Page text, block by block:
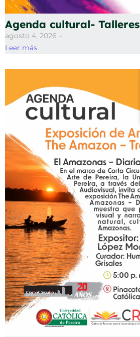
Agenda cultural- Talleres
agosto 4, 2026 -
Leer más